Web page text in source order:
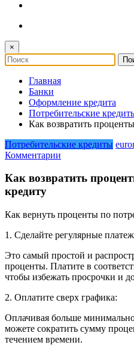
×
Главная
Банки
Оформление кредита
Потребительские
Как возвратить
Потребительские кредиты
Комментарии
Как возвратить
кредиту
Как вернуть проценты по
1. Сделайте регулярные
Это самый простой и
проценты. Платите в
чтобы избежать просрочки и
2. Оплатите сверх графика:
Оплачивая больше
можете сократить сумму
течением времени.